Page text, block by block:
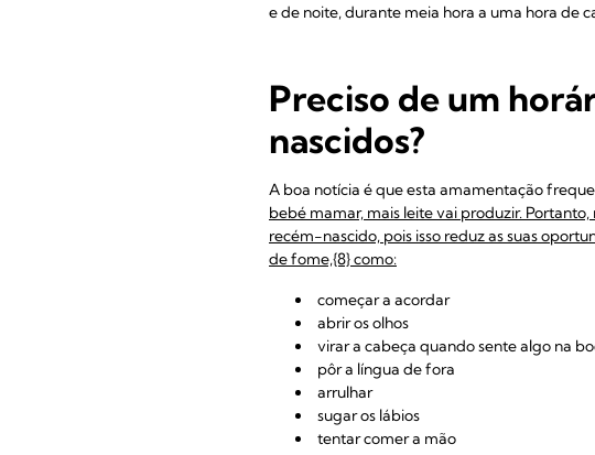
e de noite, durante meia hora a uma hora de
Preciso de um
nascidos?
A boa notícia é que esta amamentação
bebé mamar, mais leite vai produzir.
recém-nascido, pois isso reduz as suas
de fome,{8} como:
começar a acordar
abrir os olhos
virar a cabeça quando sente algo na
pôr a língua de fora
arrulhar
sugar os lábios
tentar comer a mão